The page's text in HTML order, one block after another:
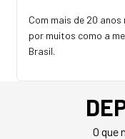
Com mais de 20
por muitos como a
Brasil.
O que